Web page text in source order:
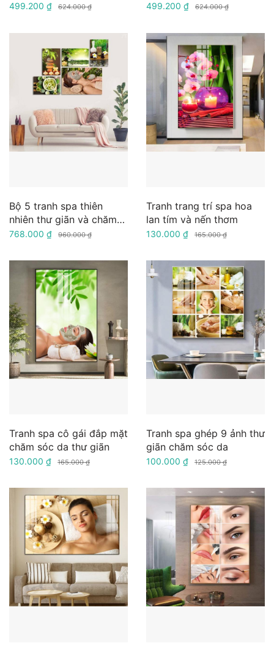
499.200 ₫ 624.000 ₫ 499.200 ₫ 624.000 ₫
Bộ 5 tranh spa thiên
nhiên thư giãn và chăm
sóc da mặt
768.000 ₫ 960.000 ₫
Tranh trang trí spa hoa
lan tím và nến thơm
130.000 ₫ 165.000 ₫
Tranh spa cô gái đắp mặt
chăm sóc da thư giãn
130.000 ₫ 165.000 ₫
Tranh spa ghép 9 ảnh thư
giãn chăm sóc da
100.000 ₫ 125.000 ₫